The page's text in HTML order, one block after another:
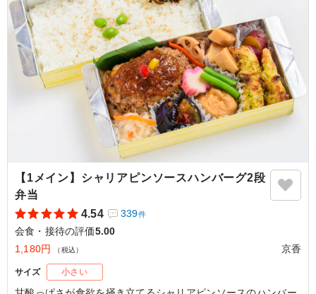
【1メイン】シャリアピンソースハンバーグ2段
弁当
4.54
339件
会食・接待の評価5.00
1,180円
（税込） 京香
サイズ 小さい